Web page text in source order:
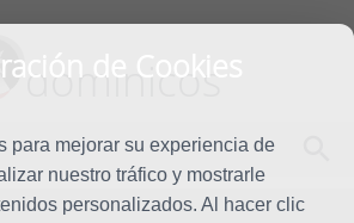
de Cookies
para mejorar su experiencia de
nuestro tráfico y mostrarle
personalizados. Al hacer clic
dominicos